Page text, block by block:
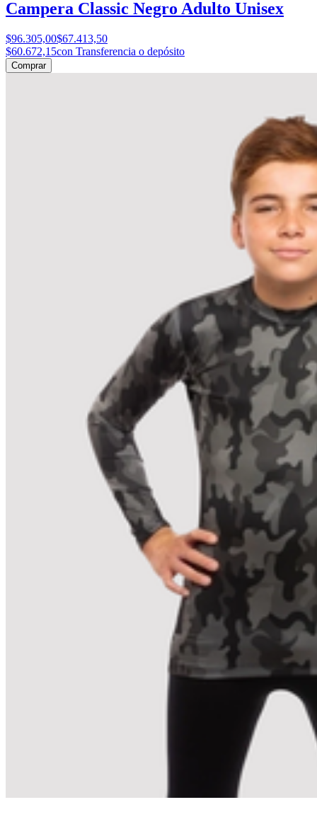
Campera Classic Negro Adulto Unisex
$96.305,00$67.413,50
$60.672,15con Transferencia o depósito
Comprar